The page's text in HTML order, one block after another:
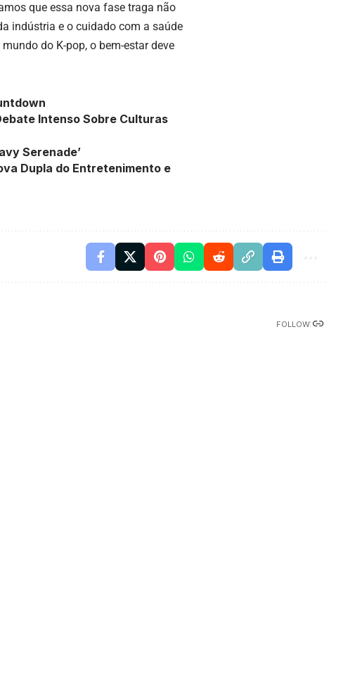
que essa nova fase traga não
indústria e o cuidado com a saúde
do K-pop, o bem-estar deve
Intenso Sobre Culturas
Serenade’
Dupla do Entretenimento e
FOLLOW: